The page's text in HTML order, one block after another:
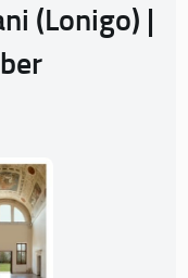
(Lonigo) |